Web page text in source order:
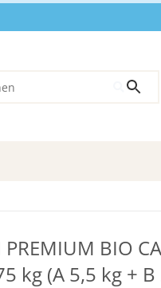
BIO
kg (A 5,5 kg +